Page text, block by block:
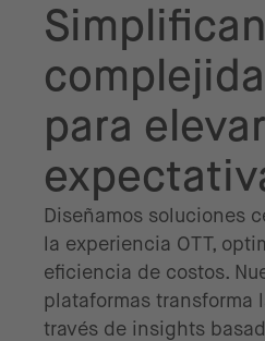
para
Diseñamos soluciones
la experiencia OTT,
eficiencia de costos.
plataformas transforma
través de insights